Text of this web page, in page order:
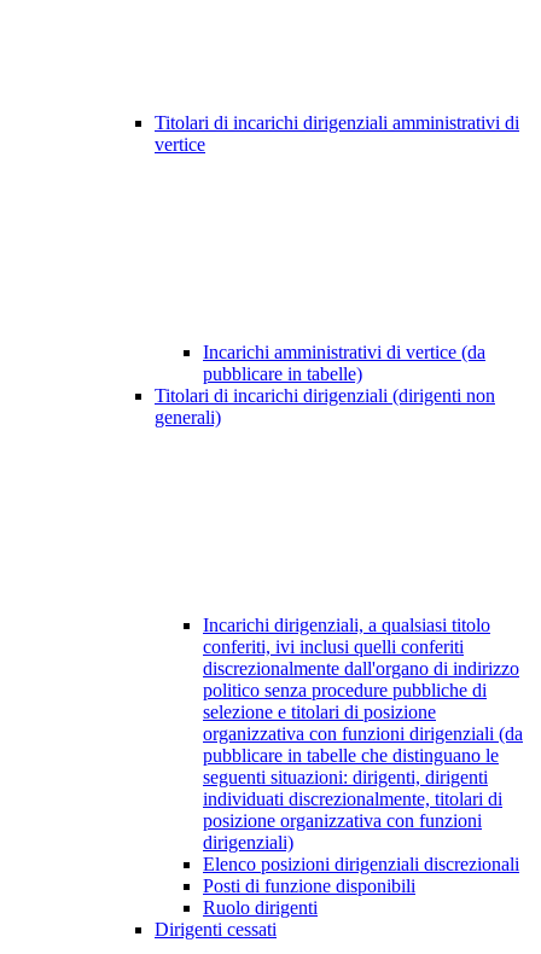
Titolari di incarichi dirigenziali amministrativi di
vertice
Incarichi amministrativi di vertice (da
pubblicare in tabelle)
Titolari di incarichi dirigenziali (dirigenti non
generali)
Incarichi dirigenziali, a qualsiasi titolo
conferiti, ivi inclusi quelli conferiti
discrezionalmente dall'organo di indirizzo
politico senza procedure pubbliche di
selezione e titolari di posizione
organizzativa con funzioni dirigenziali (da
pubblicare in tabelle che distinguano le
seguenti situazioni: dirigenti, dirigenti
individuati discrezionalmente, titolari di
posizione organizzativa con funzioni
dirigenziali)
Elenco posizioni dirigenziali discrezionali
Posti di funzione disponibili
Ruolo dirigenti
Dirigenti cessati